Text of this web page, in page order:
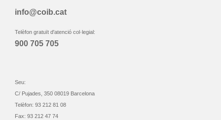
info@coib.cat
Telèfon gratuït d'atenció col·legial:
900 705 705
Seu:
C/ Pujades, 350 08019 Barcelona
Telèfon: 93 212 81 08
Fax: 93 212 47 74